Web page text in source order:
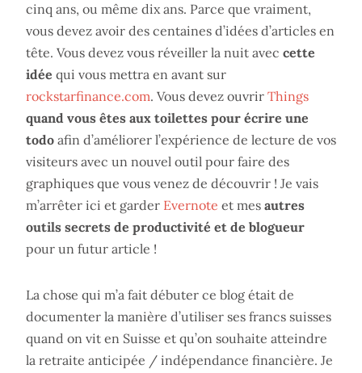
cinq ans, ou même dix ans. Parce que vraiment,
vous devez avoir des centaines d’idées d’articles en
tête. Vous devez vous réveiller la nuit avec cette
idée qui vous mettra en avant sur
rockstarfinance.com. Vous devez ouvrir Things
quand vous êtes aux toilettes pour écrire une
todo afin d’améliorer l’expérience de lecture de vos
visiteurs avec un nouvel outil pour faire des
graphiques que vous venez de découvrir ! Je vais
m’arrêter ici et garder Evernote et mes autres
outils secrets de productivité et de blogueur
pour un futur article !
La chose qui m’a fait débuter ce blog était de
documenter la manière d’utiliser ses francs suisses
quand on vit en Suisse et qu’on souhaite atteindre
la retraite anticipée / indépendance financière. Je